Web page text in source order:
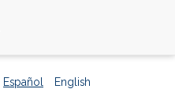
Español English